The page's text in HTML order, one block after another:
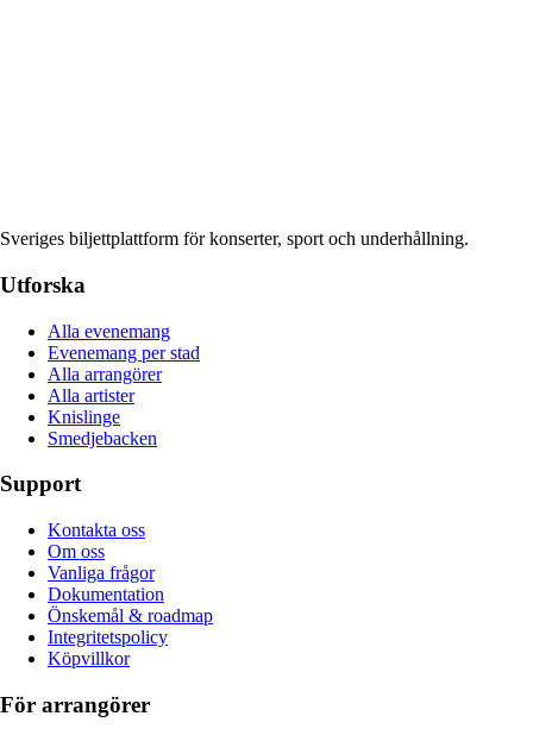
Sveriges biljettplattform för konserter, sport och underhållning.
Utforska
Alla evenemang
Evenemang per stad
Alla arrangörer
Alla artister
Knislinge
Smedjebacken
Support
Kontakta oss
Om oss
Vanliga frågor
Dokumentation
Önskemål & roadmap
Integritetspolicy
Köpvillkor
För arrangörer